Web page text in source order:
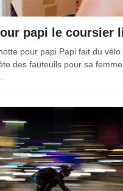
papi le coursier
pour papi Papi fait du
des fauteuils pour sa femme